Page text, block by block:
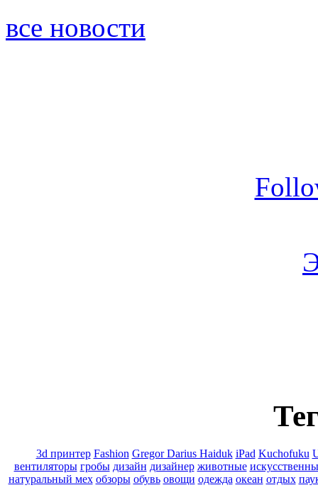
все новости
3d принтер Fashion Gregor Darius Haiduk iPad Kuchofuku
вентиляторы гробы дизайн дизайнер животные
натуральный мех обзоры обувь овощи одежда океан отдых